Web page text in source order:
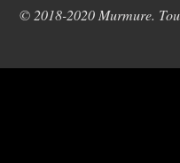
© 2018-2020 Murmure.